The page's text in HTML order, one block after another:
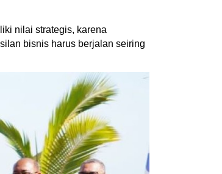
nilai strategis, karena
bisnis harus berjalan seiring